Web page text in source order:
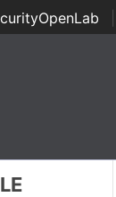
Awards